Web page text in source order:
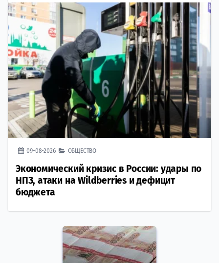
09-08-2026 ОБЩЕСТВО
Экономический кризис в России: удары по
НПЗ, атаки на Wildberries и дефицит
бюджета